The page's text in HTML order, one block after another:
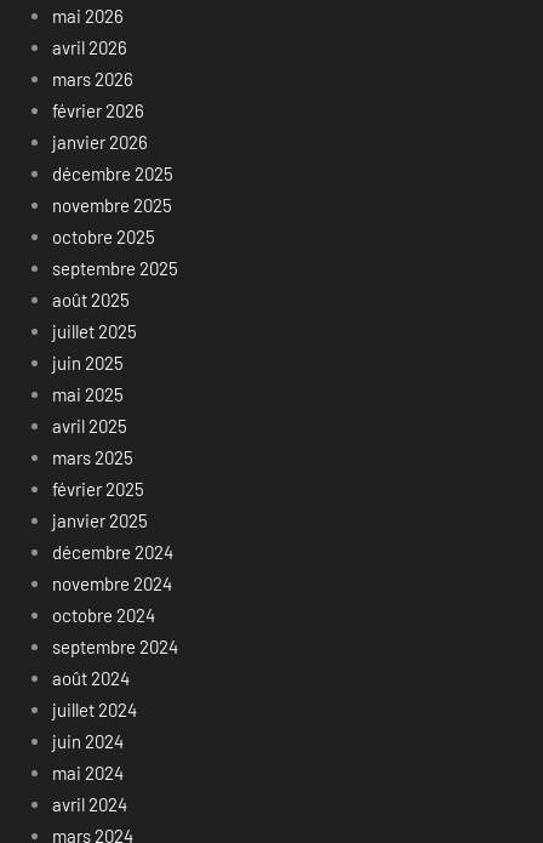
mai 2026
avril 2026
mars 2026
février 2026
janvier 2026
décembre 2025
novembre 2025
octobre 2025
septembre 2025
août 2025
juillet 2025
juin 2025
mai 2025
avril 2025
mars 2025
février 2025
janvier 2025
décembre 2024
novembre 2024
octobre 2024
septembre 2024
août 2024
juillet 2024
juin 2024
mai 2024
avril 2024
mars 2024